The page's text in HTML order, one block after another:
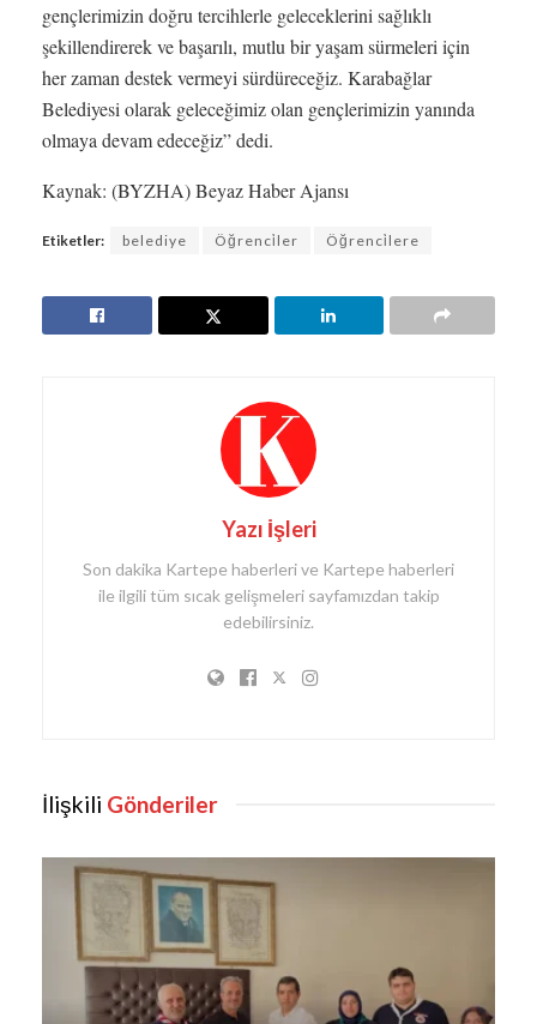
gençlerimizin doğru tercihlerle geleceklerini sağlıklı
şekillendirerek ve başarılı, mutlu bir yaşam sürmeleri için
her zaman destek vermeyi sürdüreceğiz. Karabağlar
Belediyesi olarak geleceğimiz olan gençlerimizin yanında
olmaya devam edeceğiz” dedi.
Kaynak: (BYZHA) Beyaz Haber Ajansı
Etiketler: belediye Öğrenci̇ler Öğrenci̇lere
Yazı İşleri
Son dakika Kartepe haberleri ve Kartepe haberleri
ile ilgili tüm sıcak gelişmeleri sayfamızdan takip
edebilirsiniz.
İlişkili Gönderiler